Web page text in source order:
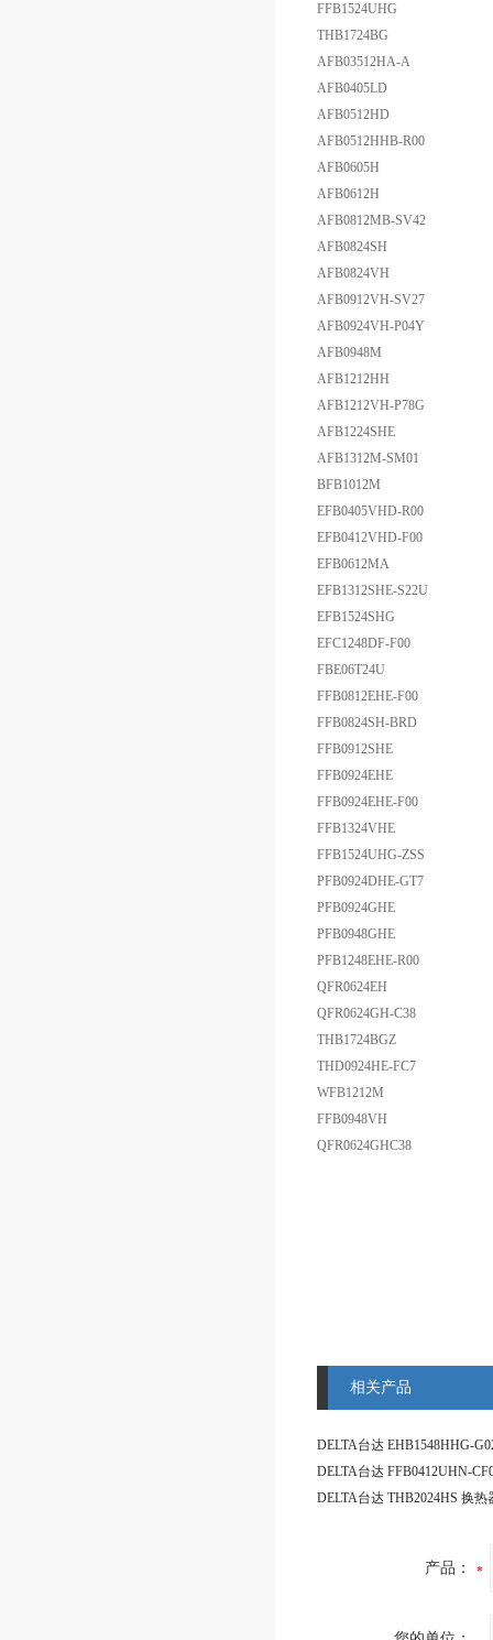
FFB1524UHG
THB1724BG
AFB03512HA-A
AFB0405LD
AFB0512HD
AFB0512HHB-R00
AFB0605H
AFB0612H
AFB0812MB-SV42
AFB0824SH
AFB0824VH
AFB0912VH-SV27
AFB0924VH-P04Y
AFB0948M
AFB1212HH
AFB1212VH-P78G
AFB1224SHE
AFB1312M-SM01
BFB1012M
EFB0405VHD-R00
EFB0412VHD-F00
EFB0612MA
EFB1312SHE-S22U
EFB1524SHG
EFC1248DF-F00
FBE06T24U
FFB0812EHE-F00
FFB0824SH-BRD
FFB0912SHE
FFB0924EHE
FFB0924EHE-F00
FFB1324VHE
FFB1524UHG-ZSS
PFB0924DHE-GT7
PFB0924GHE
PFB0948GHE
PFB1248EHE-R00
QFR0624EH
QFR0624GH-C38
THB1724BGZ
THD0924HE-FC7
WFB1212M
FFB0948VH
QFR0624GHC38
相关产品
DELTA台达 THB2024HS 换热
产品：